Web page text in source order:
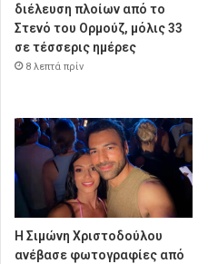
διέλευση πλοίων από το
Στενό του Ορμούζ, μόλις 33
σε τέσσερις ημέρες
8 λεπτά πρίν
Η Σιμώνη Χριστοδούλου
ανέβασε φωτογραφίες από